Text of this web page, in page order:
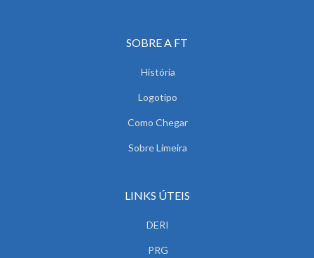
SOBRE A FT
História
Logotipo
Como Chegar
Sobre Limeira
LINKS ÚTEIS
DERI
PRG